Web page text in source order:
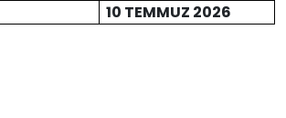
10 TEMMUZ 2026